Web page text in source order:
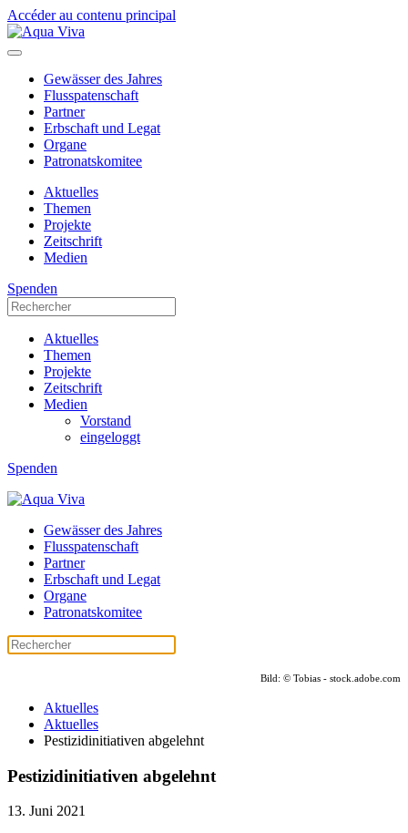
Accéder au contenu principal
Gewässer des Jahres
Flusspatenschaft
Partner
Erbschaft und Legat
Organe
Patronatskomitee
Aktuelles
Themen
Projekte
Zeitschrift
Medien
Spenden
Aktuelles
Themen
Projekte
Zeitschrift
Medien
Vorstand
eingeloggt
Spenden
Gewässer des Jahres
Flusspatenschaft
Partner
Erbschaft und Legat
Organe
Patronatskomitee
Bild: © Tobias - stock.adobe.com
Aktuelles
Aktuelles
Pestizidinitiativen abgelehnt
Pestizidinitiativen abgelehnt
13. Juni 2021